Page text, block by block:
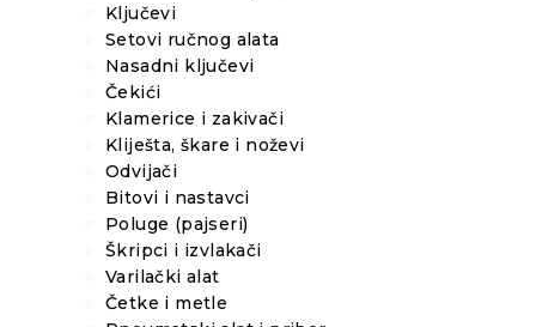
Ključevi
Setovi ručnog alata
Nasadni ključevi
Čekići
Klamerice i zakivači
Kliješta, škare i noževi
Odvijači
Bitovi i nastavci
Poluge (pajseri)
Škripci i izvlakači
Varilački alat
Četke i metle